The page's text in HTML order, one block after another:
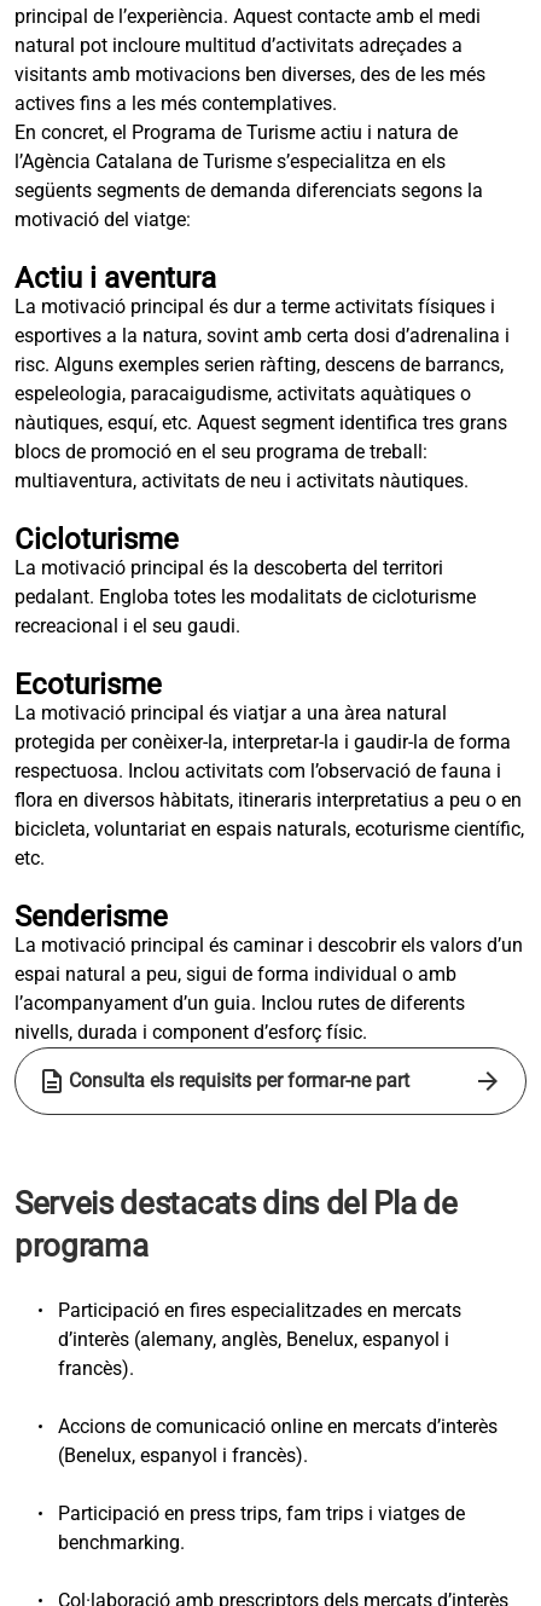
principal de l’experiència. Aquest contacte amb el medi
natural pot incloure multitud d’activitats adreçades a
visitants amb motivacions ben diverses, des de les més
actives fins a les més contemplatives.
En concret, el Programa de Turisme actiu i natura de
l’Agència Catalana de Turisme s’especialitza en els
següents segments de demanda diferenciats segons la
motivació del viatge:
Actiu i aventura
La motivació principal és dur a terme activitats físiques i
esportives a la natura, sovint amb certa dosi d’adrenalina i
risc. Alguns exemples serien ràfting, descens de barrancs,
espeleologia, paracaigudisme, activitats aquàtiques o
nàutiques, esquí, etc. Aquest segment identifica tres grans
blocs de promoció en el seu programa de treball:
multiaventura, activitats de neu i activitats nàutiques.
Cicloturisme
La motivació principal és la descoberta del territori
pedalant. Engloba totes les modalitats de cicloturisme
recreacional i el seu gaudi.
Ecoturisme
La motivació principal és viatjar a una àrea natural
protegida per conèixer-la, interpretar-la i gaudir-la de forma
respectuosa. Inclou activitats com l’observació de fauna i
flora en diversos hàbitats, itineraris interpretatius a peu o en
bicicleta, voluntariat en espais naturals, ecoturisme científic,
etc.
Senderisme
La motivació principal és caminar i descobrir els valors d’un
espai natural a peu, sigui de forma individual o amb
l’acompanyament d’un guia. Inclou rutes de diferents
nivells, durada i component d’esforç físic.
description Consulta els requisits per formar-ne part arrow_forward
Serveis destacats dins del Pla de
programa
Participació en fires especialitzades en mercats
d’interès (alemany, anglès, Benelux, espanyol i
francès).
Accions de comunicació online en mercats d’interès
(Benelux, espanyol i francès).
Participació en press trips, fam trips i viatges de
benchmarking.
Col·laboració amb prescriptors dels mercats d’interès